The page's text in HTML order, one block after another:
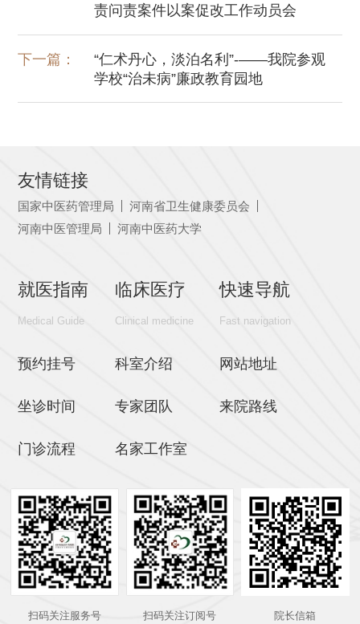
责问责案件以案促改工作动员会
下一篇：
“仁术丹心，淡泊名利”-——我院参观
学校“治未病”廉政教育园地
友情链接
国家中医药管理局
河南省卫生健康委员会
河南中医管理局
河南中医药大学
就医指南
Medical Guide
预约挂号
坐诊时间
门诊流程
临床医疗
Clinical medicine
科室介绍
专家团队
名家工作室
快速导航
Fast navigation
网站地址
来院路线
扫码关注服务号 扫码关注订阅号 院长信箱